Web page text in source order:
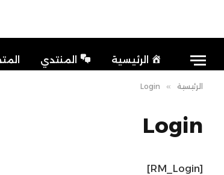
الرئيسية المنتدي
الرئيسية »
Login
Login
[RM_Login]